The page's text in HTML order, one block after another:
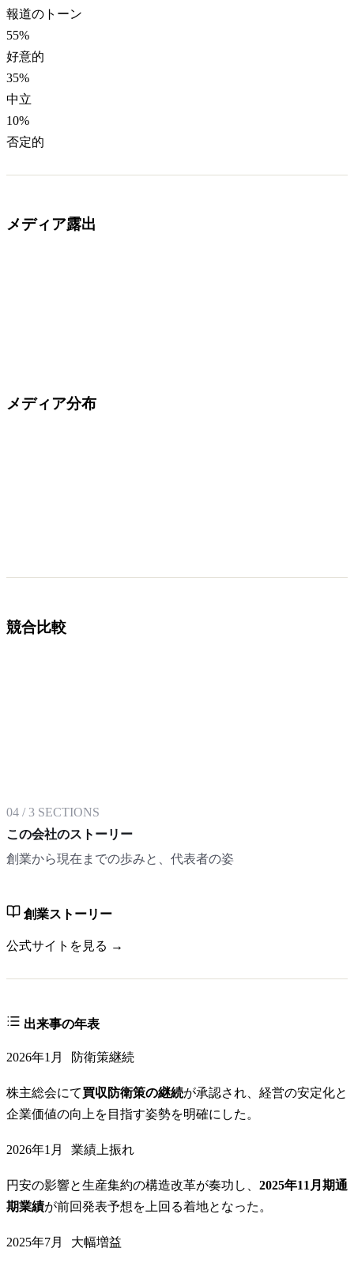
報道のトーン
55%
好意的
35%
中立
10%
否定的
メディア露出
メディア分布
競合比較
04 /3 SECTIONS
この会社のストーリー
創業から現在までの歩みと、代表者の姿
創業ストーリー
公式サイトを見る →
出来事の年表
2026年1月 防衛策継続
株主総会にて買収防衛策の継続が承認され、経営の安定化と
企業価値の向上を目指す姿勢を明確にした。
2026年1月 業績上振れ
円安の影響と生産集約の構造改革が奏功し、 2025年11月期通
期業績が前回発表予想を上回る着地となった。
2025年7月 大幅増益